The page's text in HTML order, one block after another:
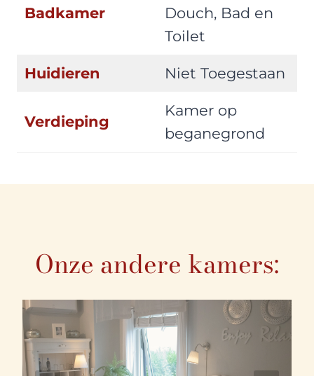
Badkamer
Douch, Bad en
Toilet
Huidieren Niet Toegestaan
Verdieping
Kamer op
beganegrond
Onze andere kamers: